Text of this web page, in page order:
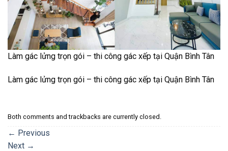
Làm gác lửng trọn gói – thi công gác xếp tại Quận Bình Tân
Làm gác lửng trọn gói – thi công gác xếp tại Quận Bình Tân
Both comments and trackbacks are currently closed.
← Previous
Next →